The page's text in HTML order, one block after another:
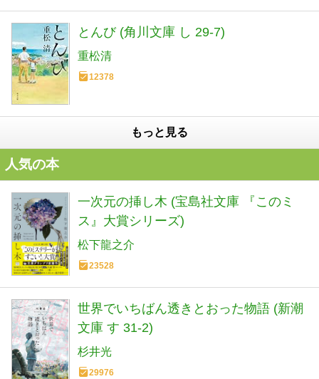
とんび (角川文庫 し 29-7)
重松清
12378
もっと見る
人気の本
一次元の挿し木 (宝島社文庫 『このミ
ス』大賞シリーズ)
松下龍之介
23528
世界でいちばん透きとおった物語 (新潮
文庫 す 31-2)
杉井光
29976